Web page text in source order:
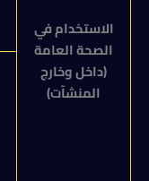
الاستخدام في
الصحة العامة
(داخل وخارج
المنشآت)